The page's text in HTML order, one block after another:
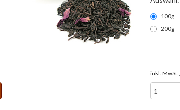
100g
200g
inkl.